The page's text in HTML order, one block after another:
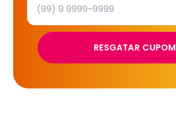
RESGATAR CUPOM